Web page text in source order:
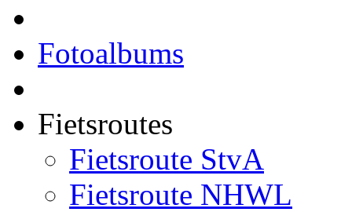
Fotoalbums
Fietsroutes
Fietsroute StvA
Fietsroute NHWL